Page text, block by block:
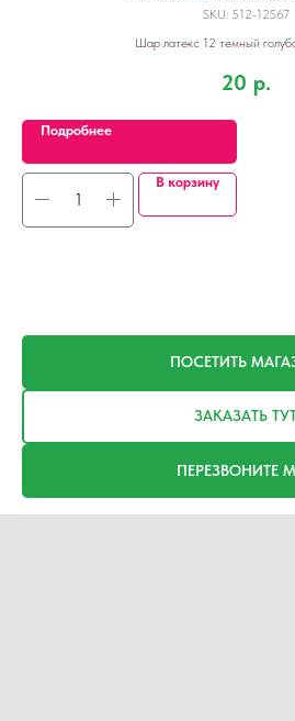
SKU: 512-12S67
Шар латекс 12 темный
20 р.
Подробнее
В корзину
ПОСЕТИТЬ
ЗАКАЗАТЬ
ПЕРЕЗВОНИТЕ